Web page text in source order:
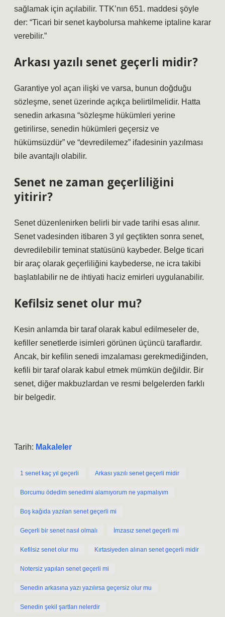
sağlamak için açılabilir. TTK’nın 651. maddesi şöyle
der: “Ticari bir senet kaybolursa mahkeme iptaline karar
verebilir.”
Arkası yazılı senet geçerli midir?
Garantiye yol açan ilişki ve varsa, bunun doğduğu
sözleşme, senet üzerinde açıkça belirtilmelidir. Hatta
senedin arkasına “sözleşme hükümleri yerine
getirilirse, senedin hükümleri geçersiz ve
hükümsüzdür” ve “devredilemez” ifadesinin yazılması
bile avantajlı olabilir.
Senet ne zaman geçerliliğini
yitirir?
Senet düzenlenirken belirli bir vade tarihi esas alınır.
Senet vadesinden itibaren 3 yıl geçtikten sonra senet,
devredilebilir teminat statüsünü kaybeder. Belge ticari
bir araç olarak geçerliliğini kaybederse, ne icra takibi
başlatılabilir ne de ihtiyati haciz emirleri uygulanabilir.
Kefilsiz senet olur mu?
Kesin anlamda bir taraf olarak kabul edilmeseler de,
kefiller senetlerde isimleri görünen üçüncü taraflardır.
Ancak, bir kefilin senedi imzalaması gerekmediğinden,
kefili bir taraf olarak kabul etmek mümkün değildir. Bir
senet, diğer makbuzlardan ve resmi belgelerden farklı
bir belgedir.
Tarih: Makaleler
1 senet kaç yıl geçerli Arkası yazılı senet geçerli midir
Borcumu ödedim senedimi alamıyorum ne yapmalıyım
Boş kağıda yazılan senet geçerli mi
Geçerli bir senet nasıl olmalı İmzasız senet geçerli mi
Kefilsiz senet olur mu Kırtasiyeden alınan senet geçerli midir
Notersiz yapılan senet geçerli mi
Senedin arkasına yazı yazılırsa geçersiz olur mu
Senedin şekil şartları nelerdir